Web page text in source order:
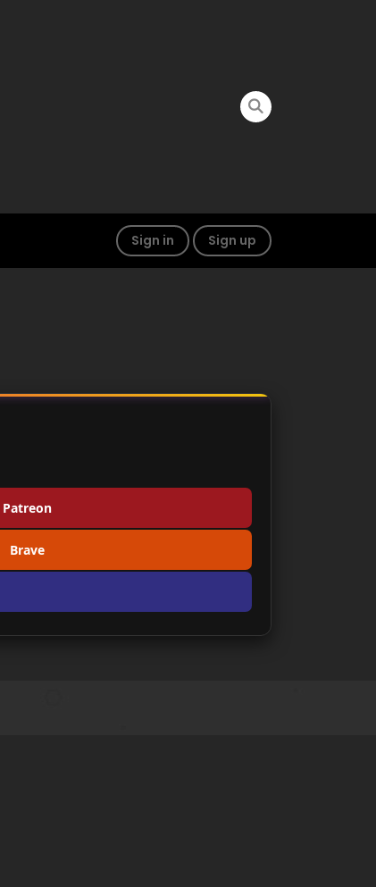
Sign in Sign up
Patreon
Brave